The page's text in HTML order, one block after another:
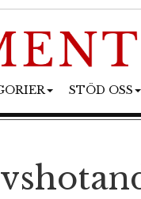
STÖD OSS